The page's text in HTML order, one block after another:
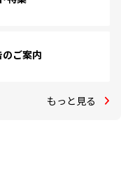
のご案内
もっと見る